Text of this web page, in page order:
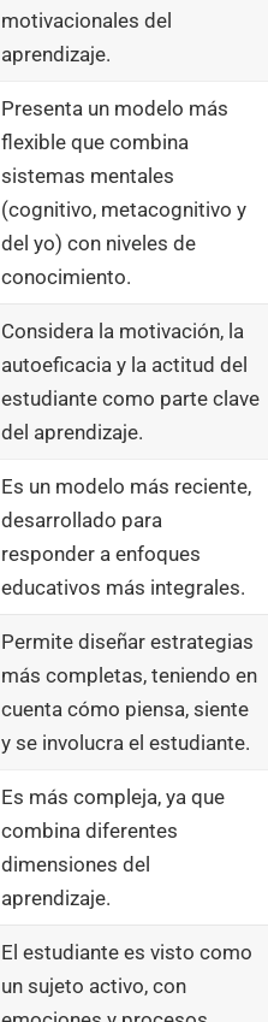
motivacionales del
aprendizaje.
Presenta un modelo más
flexible que combina
sistemas mentales
(cognitivo, metacognitivo y
del yo) con niveles de
conocimiento.
Considera la motivación, la
autoeficacia y la actitud del
estudiante como parte clave
del aprendizaje.
Es un modelo más reciente,
desarrollado para
responder a enfoques
educativos más integrales.
Permite diseñar estrategias
más completas, teniendo en
cuenta cómo piensa, siente
y se involucra el estudiante.
Es más compleja, ya que
combina diferentes
dimensiones del
aprendizaje.
El estudiante es visto como
un sujeto activo, con